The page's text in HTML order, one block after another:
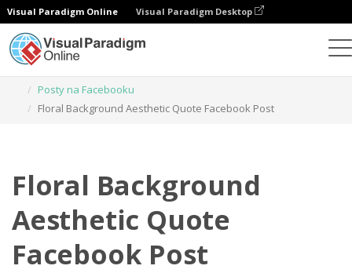
Visual Paradigm Online Visual Paradigm Desktop
Posty na Facebooku
Floral Background Aesthetic Quote Facebook Post
Floral Background
Aesthetic Quote
Facebook Post